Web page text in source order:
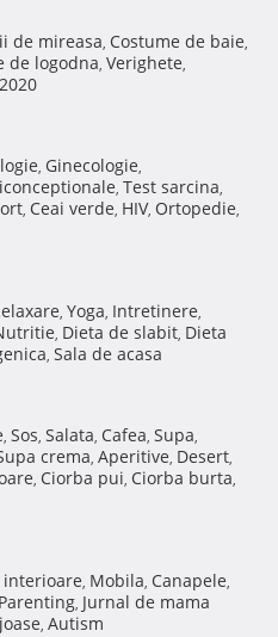
de mireasa, Costume de baie,
de logodna, Verighete,
, Ginecologie,
, Test sarcina,
, Ceai verde, HIV, Ortopedie,
, Yoga, Intretinere,
, Dieta de slabit, Dieta
, Sala de acasa
, Sos, Salata, Cafea, Supa,
crema, Aperitive, Desert,
, Ciorba pui, Ciorba burta,
, Mobila, Canapele,
Parenting, Jurnal de mama
, Autism